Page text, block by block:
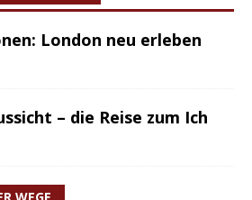
London neu erleben
– die Reise zum Ich